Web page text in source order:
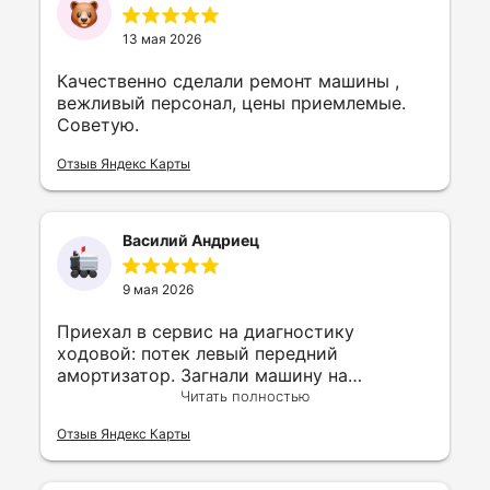
13 мая 2026
Качественно сделали ремонт машины ,
вежливый персонал, цены приемлемые.
Советую.
Отзыв Яндекс Карты
Василий Андриец
9 мая 2026
Приехал в сервис на диагностику
ходовой: потек левый передний
амортизатор. Загнали машину на
подъемник, а я в на 2 этаже пил чай и
моего автомобиля. Минут через 15 мне
дали заключение, озвучили сроки и
стоимость работ и деталей. На
Читать полностью
Отзыв Яндекс Карты